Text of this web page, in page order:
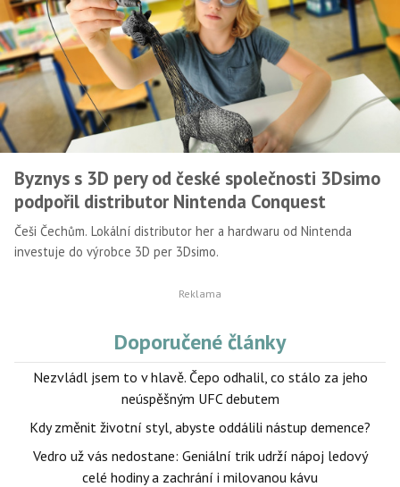
Byznys s 3D pery od české společnosti 3Dsimo
podpořil distributor Nintenda Conquest
Češi Čechům. Lokální distributor her a hardwaru od Nintenda
investuje do výrobce 3D per 3Dsimo.
Doporučené články
Nezvládl jsem to v hlavě. Čepo odhalil, co stálo za jeho
neúspěšným UFC debutem
Kdy změnit životní styl, abyste oddálili nástup demence?
Vedro už vás nedostane: Geniální trik udrží nápoj ledový
celé hodiny a zachrání i milovanou kávu